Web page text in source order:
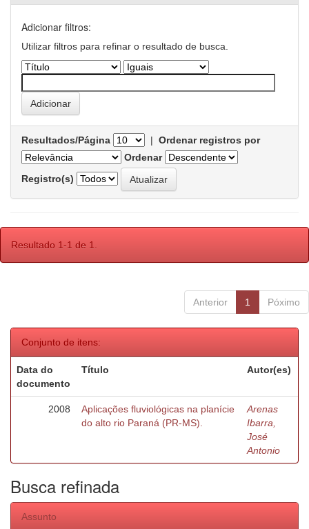
Adicionar filtros:
Utilizar filtros para refinar o resultado de busca.
Resultados/Página | Ordenar registros por
Ordenar
Registro(s)
Resultado 1-1 de 1.
Anterior 1 Póximo
Conjunto de itens:
Data do
documento
Título Autor(es)
2008
Aplicações fluviológicas na planície
do alto rio Paraná (PR-MS).
Arenas
Ibarra,
José
Antonio
Busca refinada
Assunto